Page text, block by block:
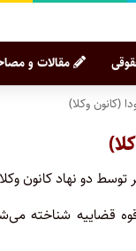
مقالات و
(کانون وکلا)
توسط دو نهاد کانون
قضاییه شناخته